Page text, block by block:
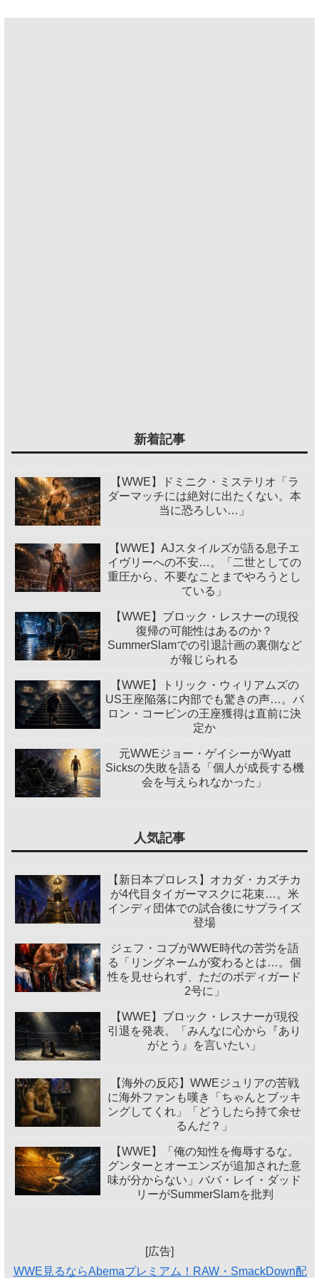
新着記事
【WWE】ドミニク・ミステリオ「ラ
ダーマッチには絶対に出たくない。本
当に恐ろしい…」
【WWE】AJスタイルズが語る息子エ
イヴリーへの不安…。「二世としての
重圧から、不要なことまでやろうとし
ている」
【WWE】ブロック・レスナーの現役
復帰の可能性はあるのか？
SummerSlamでの引退計画の裏側など
が報じられる
【WWE】トリック・ウィリアムズの
US王座陥落に内部でも驚きの声…。バ
ロン・コービンの王座獲得は直前に決
定か
元WWEジョー・ゲイシーがWyatt
Sicksの失敗を語る「個人が成長する機
会を与えられなかった」
人気記事
【新日本プロレス】オカダ・カズチカ
が4代目タイガーマスクに花束…。米
インディ団体での試合後にサプライズ
登場
ジェフ・コブがWWE時代の苦労を語
る「リングネームが変わるとは…。個
性を見せられず、ただのボディガード
2号に」
【WWE】ブロック・レスナーが現役
引退を発表。「みんなに心から『あり
がとう』を言いたい」
【海外の反応】WWEジュリアの苦戦
に海外ファンも嘆き「ちゃんとブッキ
ングしてくれ」「どうしたら持て余せ
るんだ？」
【WWE】「俺の知性を侮辱するな。
グンターとオーエンズが追加された意
味が分からない」ババ・レイ・ダッド
リーがSummerSlamを批判
[広告]
WWE見るならAbemaプレミアム！RAW・SmackDown配